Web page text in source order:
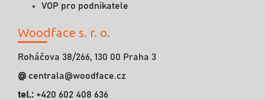
VOP pro podnikatele
Woodface s. r. o.
Roháčova 38/266, 130 00 Praha 3
@ centrala@woodface.cz
tel.: +420 602 408 636